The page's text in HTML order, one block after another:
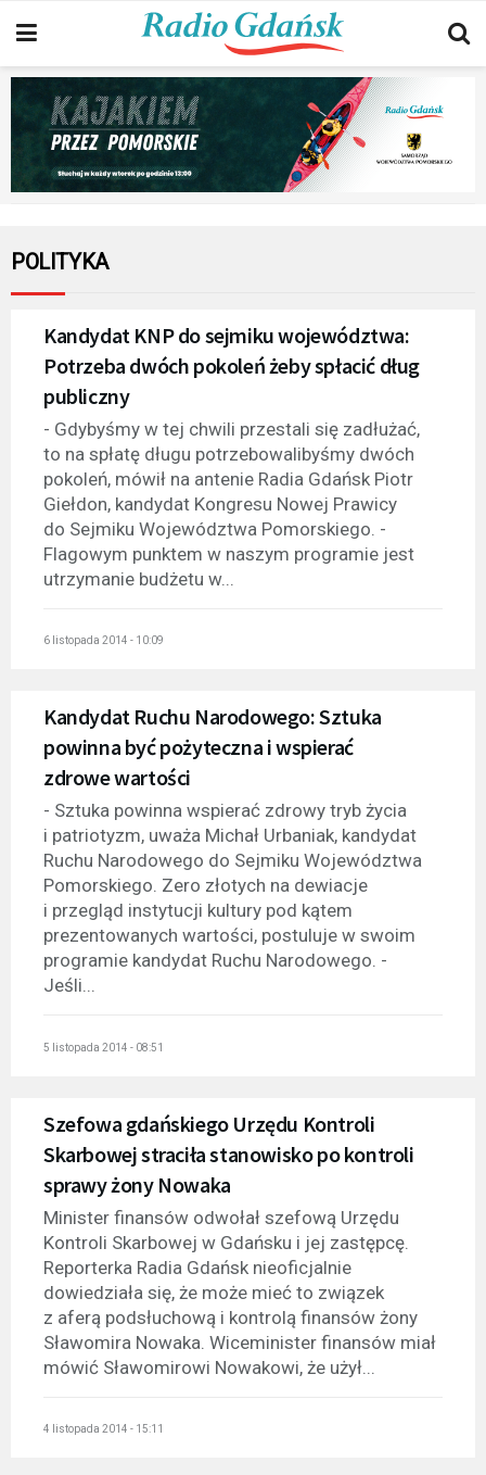
POLITYKA
Kandydat KNP do sejmiku województwa:
Potrzeba dwóch pokoleń żeby spłacić dług
publiczny
- Gdybyśmy w tej chwili przestali się zadłużać,
to na spłatę długu potrzebowalibyśmy dwóch
pokoleń, mówił na antenie Radia Gdańsk Piotr
Giełdon, kandydat Kongresu Nowej Prawicy
do Sejmiku Województwa Pomorskiego. -
Flagowym punktem w naszym programie jest
utrzymanie budżetu w...
6 listopada 2014 - 10:09
Kandydat Ruchu Narodowego: Sztuka
powinna być pożyteczna i wspierać
zdrowe wartości
- Sztuka powinna wspierać zdrowy tryb życia
i patriotyzm, uważa Michał Urbaniak, kandydat
Ruchu Narodowego do Sejmiku Województwa
Pomorskiego. Zero złotych na dewiacje
i przegląd instytucji kultury pod kątem
prezentowanych wartości, postuluje w swoim
programie kandydat Ruchu Narodowego. -
Jeśli...
5 listopada 2014 - 08:51
Szefowa gdańskiego Urzędu Kontroli
Skarbowej straciła stanowisko po kontroli
sprawy żony Nowaka
Minister finansów odwołał szefową Urzędu
Kontroli Skarbowej w Gdańsku i jej zastępcę.
Reporterka Radia Gdańsk nieoficjalnie
dowiedziała się, że może mieć to związek
z aferą podsłuchową i kontrolą finansów żony
Sławomira Nowaka. Wiceminister finansów miał
mówić Sławomirowi Nowakowi, że użył...
4 listopada 2014 - 15:11